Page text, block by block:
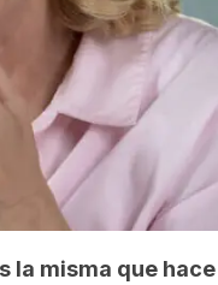
la misma que hace